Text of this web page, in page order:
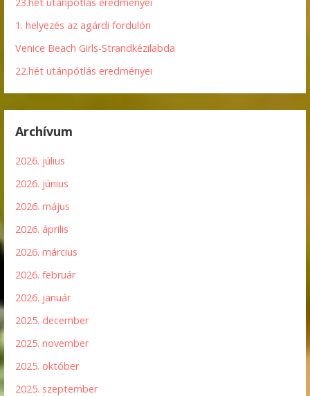
1. helyezés az agárdi fordulón
Venice Beach Girls-Strandkézilabda
22.hét utánpótlás eredményei
Archívum
2026. július
2026. június
2026. május
2026. április
2026. március
2026. február
2026. január
2025. december
2025. november
2025. október
2025. szeptember